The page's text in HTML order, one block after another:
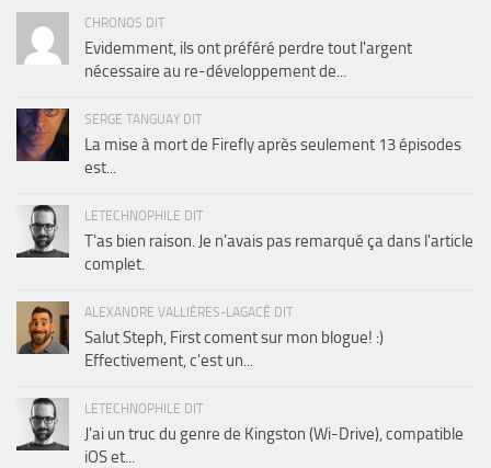
CHRONOS DIT
Evidemment, ils ont préféré perdre tout l'argent
nécessaire au re-développement de...
SERGE TANGUAY DIT
La mise à mort de Firefly après seulement 13 épisodes
est...
LETECHNOPHILE DIT
T'as bien raison. Je n'avais pas remarqué ça dans l'article
complet.
ALEXANDRE VALLIÈRES-LAGACÉ DIT
Salut Steph, First coment sur mon blogue! :)
Effectivement, c'est un...
LETECHNOPHILE DIT
J'ai un truc du genre de Kingston (Wi-Drive), compatible
iOS et...